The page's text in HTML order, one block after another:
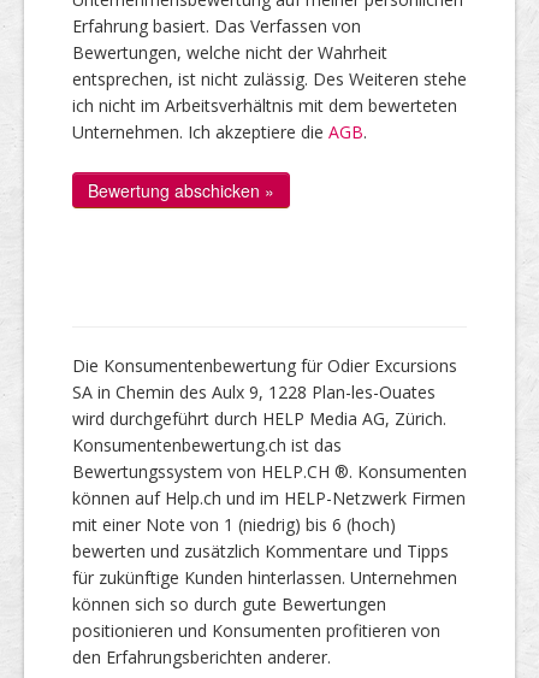
Erfahrung basiert. Das Verfassen von
Bewertungen, welche nicht der Wahrheit
entsprechen, ist nicht zulässig. Des Weiteren stehe
ich nicht im Arbeitsverhältnis mit dem bewerteten
Unternehmen. Ich akzeptiere die AGB.
Die Konsumentenbewertung für Odier Excursions
SA in Chemin des Aulx 9, 1228 Plan-les-Ouates
wird durchgeführt durch HELP Media AG, Zürich.
Konsumentenbewertung.ch ist das
Bewertungssystem von HELP.CH ®. Konsumenten
können auf Help.ch und im HELP-Netzwerk Firmen
mit einer Note von 1 (niedrig) bis 6 (hoch)
bewerten und zusätzlich Kommentare und Tipps
für zukünftige Kunden hinterlassen. Unternehmen
können sich so durch gute Bewertungen
positionieren und Konsumenten profitieren von
den Erfahrungsberichten anderer.